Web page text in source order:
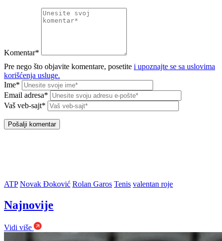
Komentar*
Pre nego što objavite komentare, posetite i upoznajte se sa uslovima
korišćenja usluge.
Ime*
Email adresa*
Vaš veb-sajt*
ATP Novak Đoković Rolan Garos Tenis valentan roje
Najnovije
Vidi više